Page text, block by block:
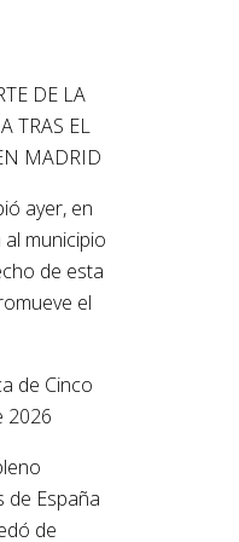
DE LA
TRAS EL
MADRID
ayer, en
municipio
de esta
el
de Cinco
2026
de España
de